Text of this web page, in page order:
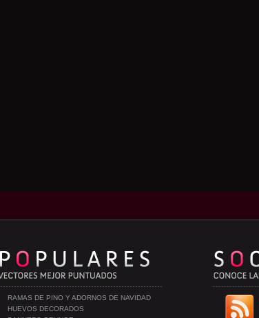
RAMAS DE PINO Y ADORNOS DE NAVIDAD
HUEVOS DECORADOS